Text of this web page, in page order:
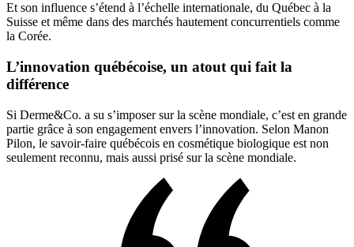
Et son influence s’étend à l’échelle internationale, du Québec à la
Suisse et même dans des marchés hautement concurrentiels comme
la Corée.
L’innovation québécoise, un atout qui fait la
différence
Si Derme&Co. a su s’imposer sur la scène mondiale, c’est en grande
partie grâce à son engagement envers l’innovation. Selon Manon
Pilon, le savoir-faire québécois en cosmétique biologique est non
seulement reconnu, mais aussi prisé sur la scène mondiale.